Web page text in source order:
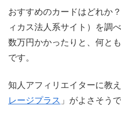
おすすめのカードはどれか
ィカス法人系サイト）を調
数万円かかったりと、何と
です。
知人アフィリエイターに教
レージプラス 」がよさそう